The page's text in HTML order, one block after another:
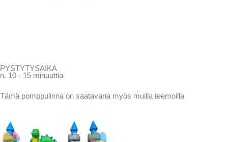
PYSTYTYSAIKA
n. 10 - 15 minuuttia
Tämä pomppulinna on saatavana myös muilla teemoilla